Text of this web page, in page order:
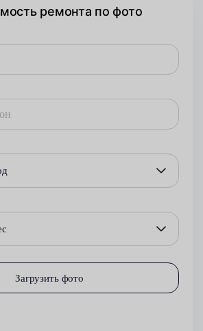
ремонта по фото
Загрузить фото